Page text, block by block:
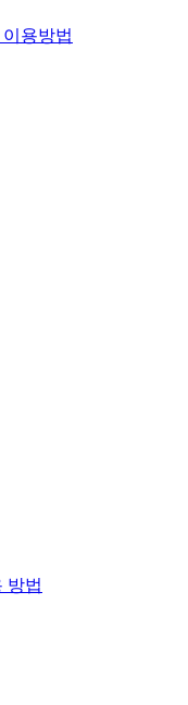
용방법
방법